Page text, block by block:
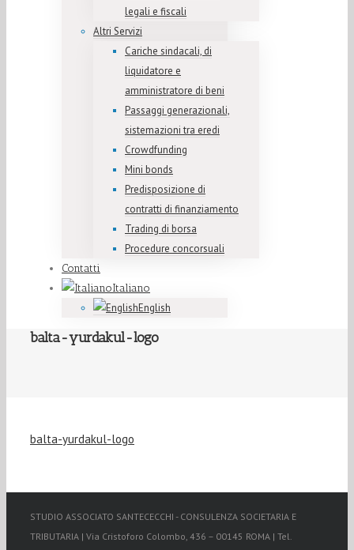
legali e fiscali
Altri Servizi
Cariche sindacali, di
liquidatore e
amministratore di beni
Passaggi generazionali,
sistemazioni tra eredi
Crowdfunding
Mini bonds
Predisposizione di
contratti di finanziamento
Trading di borsa
Procedure concorsuali
Contatti
Italiano
English
balta-yurdakul-logo
balta-yurdakul-logo
STUDIO ASSOCIATO SANTECECCHI - CONSULENZA SOCIETARIA E
TRIBUTARIA | Via Cristoforo Colombo, 436 – 00145 ROMA | Tel.